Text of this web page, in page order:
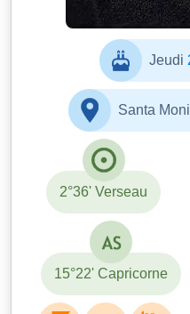
Jeudi
Santa
2°36' Verseau
15°22' Capricorne